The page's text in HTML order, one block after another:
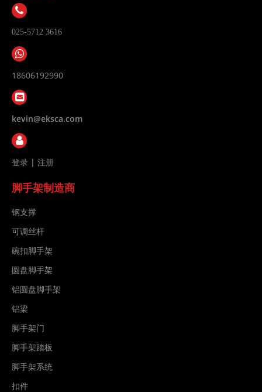
025-5712 3616
18606192990
kevin@eksca.com
登录 | 注册
脚手架制造商
钢支撑
可调丝杆
碗扣脚手架
圆盘脚手架
铝圆盘脚手架
铝梁
脚手架门
脚手架踏板
脚手架系统
扣件